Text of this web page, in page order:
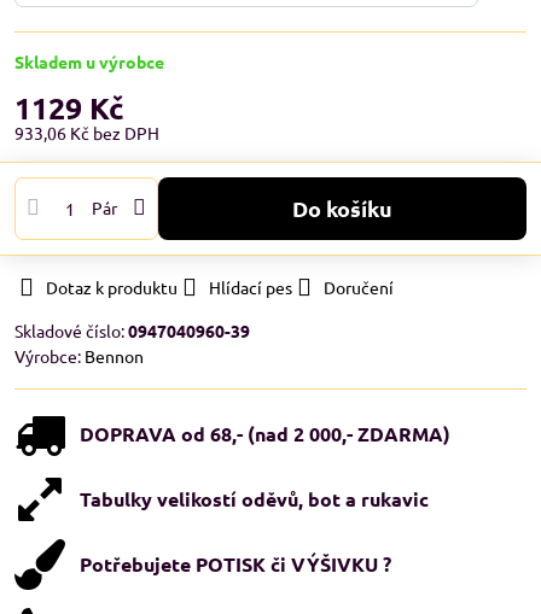
Skladem u výrobce
1129 Kč
933,06 Kč bez DPH
Pár Do košíku
Dotaz k produktu Hlídací pes
Doručení
Skladové číslo:0947040960-39
Výrobce: Bennon
DOPRAVA od 68,- (nad 2 000,- ZDARMA)
Tabulky velikostí oděvů, bot a rukavic
Potřebujete POTISK či VÝŠIVKU ?